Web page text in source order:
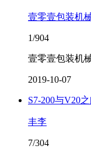
壹零壹包装机
1/904
壹零壹包装机
2019-10-07
S7-200与V20
丰李
7/304